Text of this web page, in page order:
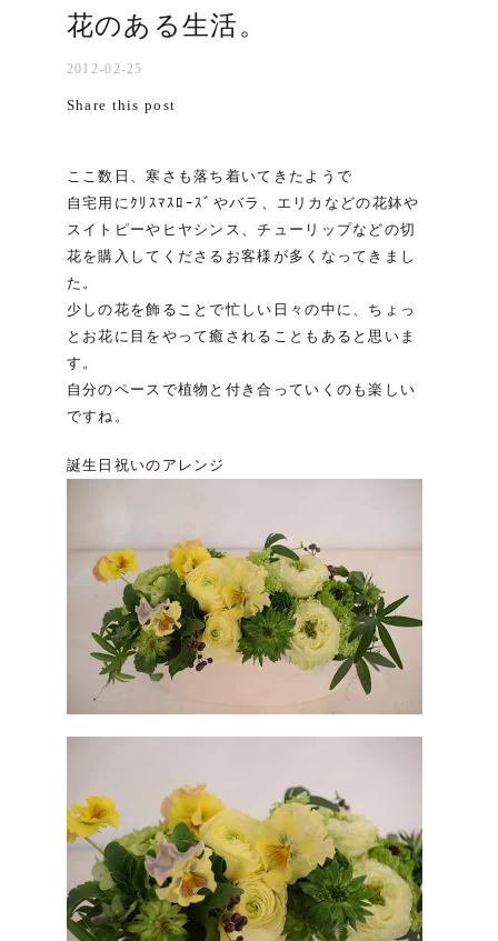
花のある生活。
2012-02-25
Share this post
ここ数日、寒さも落ち着いてきたようで
自宅用にｸﾘｽﾏｽﾛｰｽﾞやバラ、エリカなどの花鉢や
スイトピーやヒヤシンス、チューリップなどの切
花を購入してくださるお客様が多くなってきまし
た。
少しの花を飾ることで忙しい日々の中に、ちょっ
とお花に目をやって癒されることもあると思いま
す。
自分のペースで植物と付き合っていくのも楽しい
ですね。
誕生日祝いのアレンジ